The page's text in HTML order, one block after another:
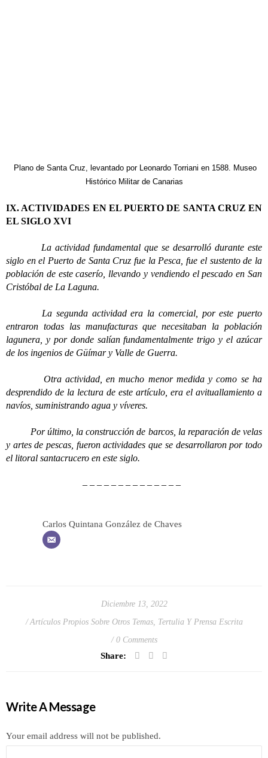
Plano de Santa Cruz, levantado por Leonardo Torriani en 1588. Museo
Histórico Militar de Canarias
IX. ACTIVIDADES EN EL PUERTO DE SANTA CRUZ EN
EL SIGLO XVI
La actividad fundamental que se desarrolló durante este
siglo en el Puerto de Santa Cruz fue la Pesca, fue el sustento de la
población de este caserío, llevando y vendiendo el pescado en San
Cristóbal de La Laguna.
La segunda actividad era la comercial, por este puerto
entraron todas las manufacturas que necesitaban la población
lagunera, y por donde salían fundamentalmente trigo y el azúcar
de los ingenios de Güímar y Valle de Guerra.
Otra actividad, en mucho menor medida y como se ha
desprendido de la lectura de este artículo, era el avituallamiento a
navíos, suministrando agua y víveres.
Por último, la construcción de barcos, la reparación de velas
y artes de pescas, fueron actividades que se desarrollaron por todo
el litoral santacrucero en este siglo.
– – – – – – – – – – – – – –
Carlos Quintana González de Chaves
Diciembre 13, 2022
Artículos Propios Sobre Otros Temas, Tertulia Y Prensa Escrita
0 Comments
Share:
Write A Message
Your email address will not be published.